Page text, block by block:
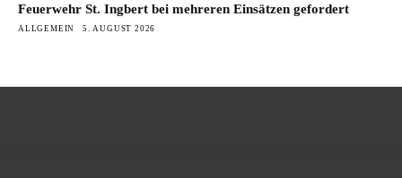
Feuerwehr St. Ingbert bei mehreren Einsätzen gefordert
ALLGEMEIN 5. AUGUST 2026